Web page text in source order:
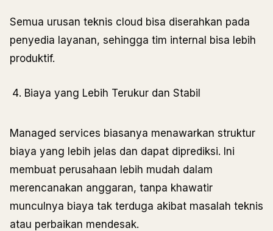
Semua urusan teknis cloud bisa diserahkan pada
penyedia layanan, sehingga tim internal bisa lebih
produktif.
Biaya yang Lebih Terukur dan Stabil
Managed services biasanya menawarkan struktur
biaya yang lebih jelas dan dapat diprediksi. Ini
membuat perusahaan lebih mudah dalam
merencanakan anggaran, tanpa khawatir
munculnya biaya tak terduga akibat masalah teknis
atau perbaikan mendesak.